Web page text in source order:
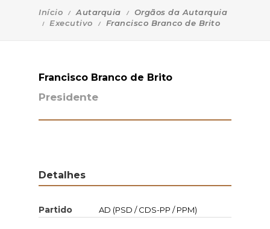
Início Autarquia
Orgãos da Autarquia
Executivo
Francisco Branco de Brito
Francisco Branco de Brito
Presidente
Detalhes
Partido AD (PSD / CDS-PP / PPM)